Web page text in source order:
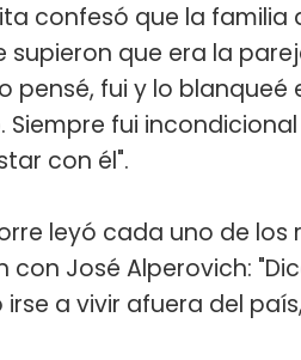
confesó que la
supieron que era la
pensé, fui y lo blanqueé
fui
con él".
leyó cada uno de
con José Alperovich:
a vivir afuera del